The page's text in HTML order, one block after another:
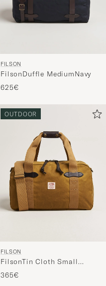
FILSON
FilsonDuffle MediumNavy
625€
OUTDOOR
FILSON
FilsonTin Cloth Small
DuffleDark Tan
365€